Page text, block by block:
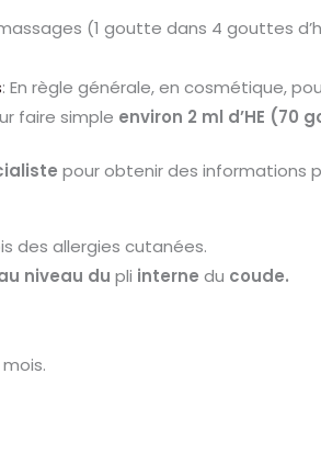
(1 goutte dans 4 gouttes
: En règle générale, en cosmétique,
faire simple environ 2 ml d’HE (70
pourobtenirdes informations
des allergies cutanées.
niveau du pli interne du coude.